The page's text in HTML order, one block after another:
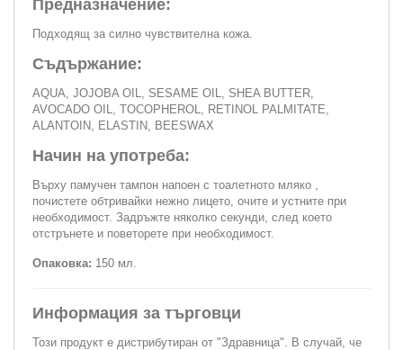
Предназначение:
Подходящ за силно чувствителна кожа.
Съдържание:
AQUA, JOJOBA OIL, SESAME OIL, SHEA BUTTER,
AVOCADO OIL, TOCOPHEROL, RETINOL PALMITATE,
ALANTOIN, ELASTIN, BEESWAX
Начин на употреба:
Върху памучен тампон напоен с тоалетното мляко ,
почистете обтривайки нежно лицето, очите и устните при
необходимост. Задръжте няколко секунди, след което
отстрънете и поветорете при необходимост.
Опаковка: 150 мл.
Информация за търговци
Този продукт е дистрибутиран от "Здравница". В случай, че